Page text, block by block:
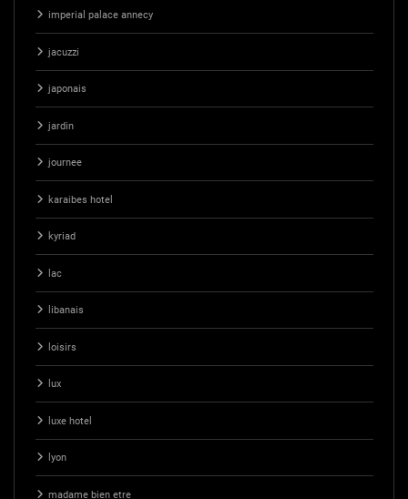
imperial palace annecy
jacuzzi
japonais
jardin
journee
karaibes hotel
kyriad
lac
libanais
loisirs
lux
luxe hotel
lyon
madame bien etre